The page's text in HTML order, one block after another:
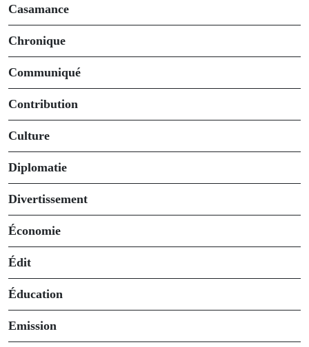
Casamance
Chronique
Communiqué
Contribution
Culture
Diplomatie
Divertissement
Économie
Édit
Éducation
Emission